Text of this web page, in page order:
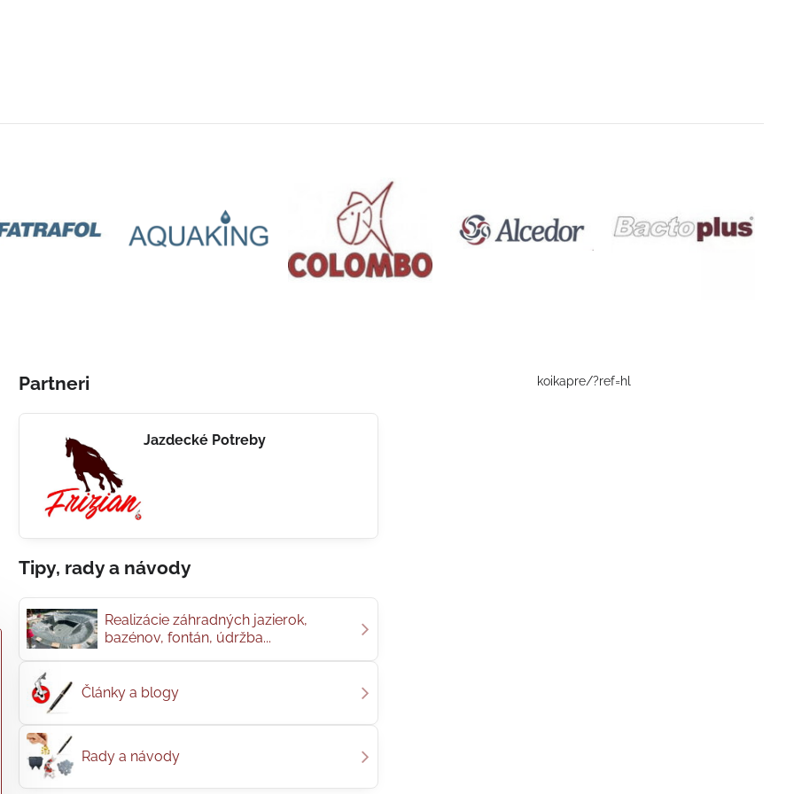
Partneri
Jazdecké Potreby
Tipy, rady a návody
Realizácie záhradných jazierok,
bazénov, fontán, údržba...
Články a blogy
Rady a návody
koikapre/?ref=hl